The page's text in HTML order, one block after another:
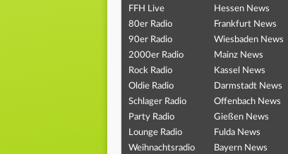
FFH Live
80er Radio
90er Radio
2000er Radio
Rock Radio
Oldie Radio
Schlager Radio
Party Radio
Lounge Radio
Weihnachtsradio
Hessen News
Frankfurt News
Wiesbaden News
Mainz News
Kassel News
Darmstadt News
Offenbach News
Gießen News
Fulda News
Bayern News